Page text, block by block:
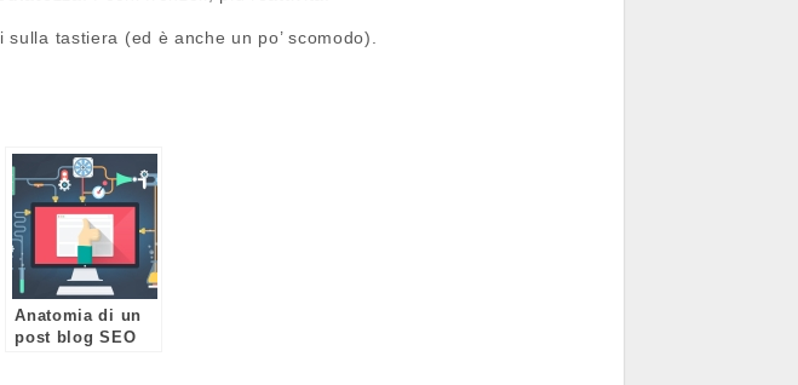
tastiera (ed è anche un po’ scomodo).
Anatomia di un
post blog SEO